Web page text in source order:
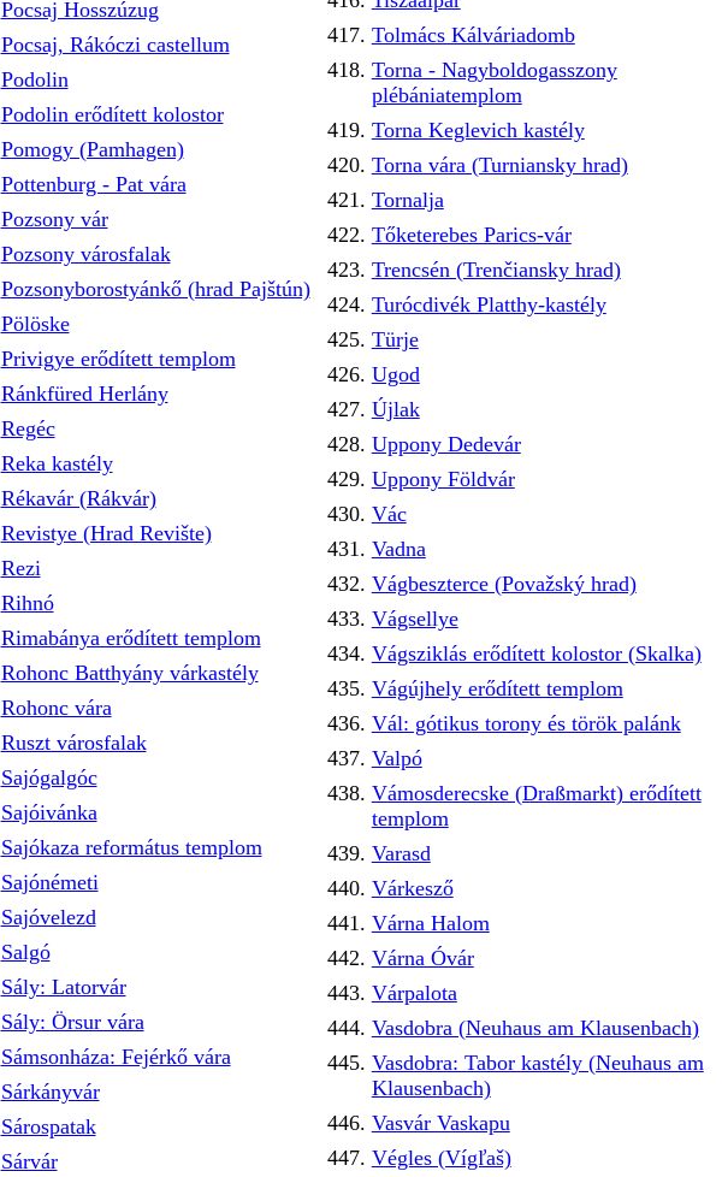
Pocsaj Hosszúzug
Pocsaj, Rákóczi castellum
Podolin
Podolin erődített kolostor
Pomogy (Pamhagen)
Pottenburg - Pat vára
Pozsony vár
Pozsony városfalak
Pozsonyborostyánkő (hrad Pajštún)
Pölöske
Privigye erődített templom
Ránkfüred Herlány
Regéc
Reka kastély
Rékavár (Rákvár)
Revistye (Hrad Revište)
Rezi
Rihnó
Rimabánya erődített templom
Rohonc Batthyány várkastély
Rohonc vára
Ruszt városfalak
Sajógalgóc
Sajóivánka
Sajókaza református templom
Sajónémeti
Sajóvelezd
Salgó
Sály: Latorvár
Sály: Örsur vára
Sámsonháza: Fejérkő vára
Sárkányvár
Sárospatak
Sárvár
Tolmács Kálváriadomb
Torna - Nagyboldogasszony
plébániatemplom
Torna Keglevich kastély
Torna vára (Turniansky hrad)
Tornalja
Tőketerebes Parics-vár
Trencsén (Trenčiansky hrad)
Turócdivék Platthy-kastély
Türje
Ugod
Újlak
Uppony Dedevár
Uppony Földvár
Vác
Vadna
Vágbeszterce (Považský hrad)
Vágsellye
Vágsziklás erődített kolostor (Skalka)
Vágújhely erődített templom
Vál: gótikus torony és török palánk
Valpó
Vámosderecske (Draßmarkt) erődített
templom
Varasd
Várkesző
Várna Halom
Várna Óvár
Várpalota
Vasdobra (Neuhaus am Klausenbach)
Vasdobra: Tabor kastély (Neuhaus am
Klausenbach)
Vasvár Vaskapu
Végles (Vígľaš)